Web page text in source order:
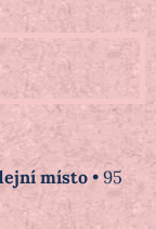
místo • 95